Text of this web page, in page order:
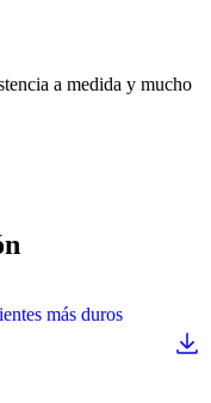
a medida y mucho
más duros